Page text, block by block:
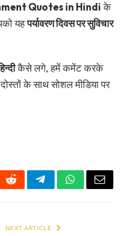
Quotes in Hindiके
यहपर्यावरण दिवस पर सुविचार
कैसे लगे, हमें कमेंट करके
के साथ सोशल मीडिया पर
RedditTelegramWhatsApp
Email
NEXT ARTICLE